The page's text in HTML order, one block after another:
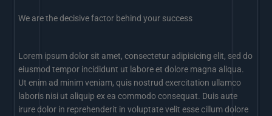
We are the decisive factor behind your success
Lorem ipsum dolor sit amet, consectetur adipisicing elit, sed do
eiusmod tempor incididunt ut labore et dolore magna aliqua.
Ut enim ad minim veniam, quis nostrud exercitation ullamco
laboris nisi ut aliquip ex ea commodo consequat. Duis aute
irure dolor in reprehenderit in voluptate velit esse cillum dolore